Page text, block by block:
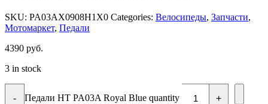
SKU: PA03AX0908H1X0 Categories: Велосипеды, Запчасти,
Мотомаркет, Педали
4390 руб.
3 in stock
- Педали HT PA03A Royal Blue quantity +